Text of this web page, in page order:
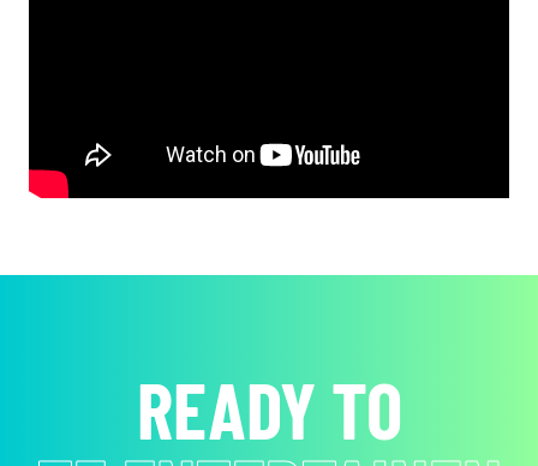
READY TO